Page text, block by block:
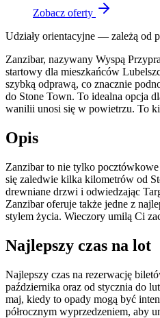
Zobacz oferty
Udziały orientacyjne — zależą od
Zanzibar, nazywany Wyspą
startowy dla mieszkańców
szybką odprawą, co znacznie
do Stone Town. To idealna opcja
wanilii unosi się w powietrzu. To
Opis
Zanzibar to nie tylko
się zaledwie kilka kilometrów od
drewniane drzwi i odwiedzając
Zanzibar oferuje także jedne z
stylem życia. Wieczory umilą Ci
Najlepszy czas na lot
Najlepszy czas na rezerwację
października oraz od stycznia do
maj, kiedy to opady mogą być
półrocznym wyprzedzeniem, aby